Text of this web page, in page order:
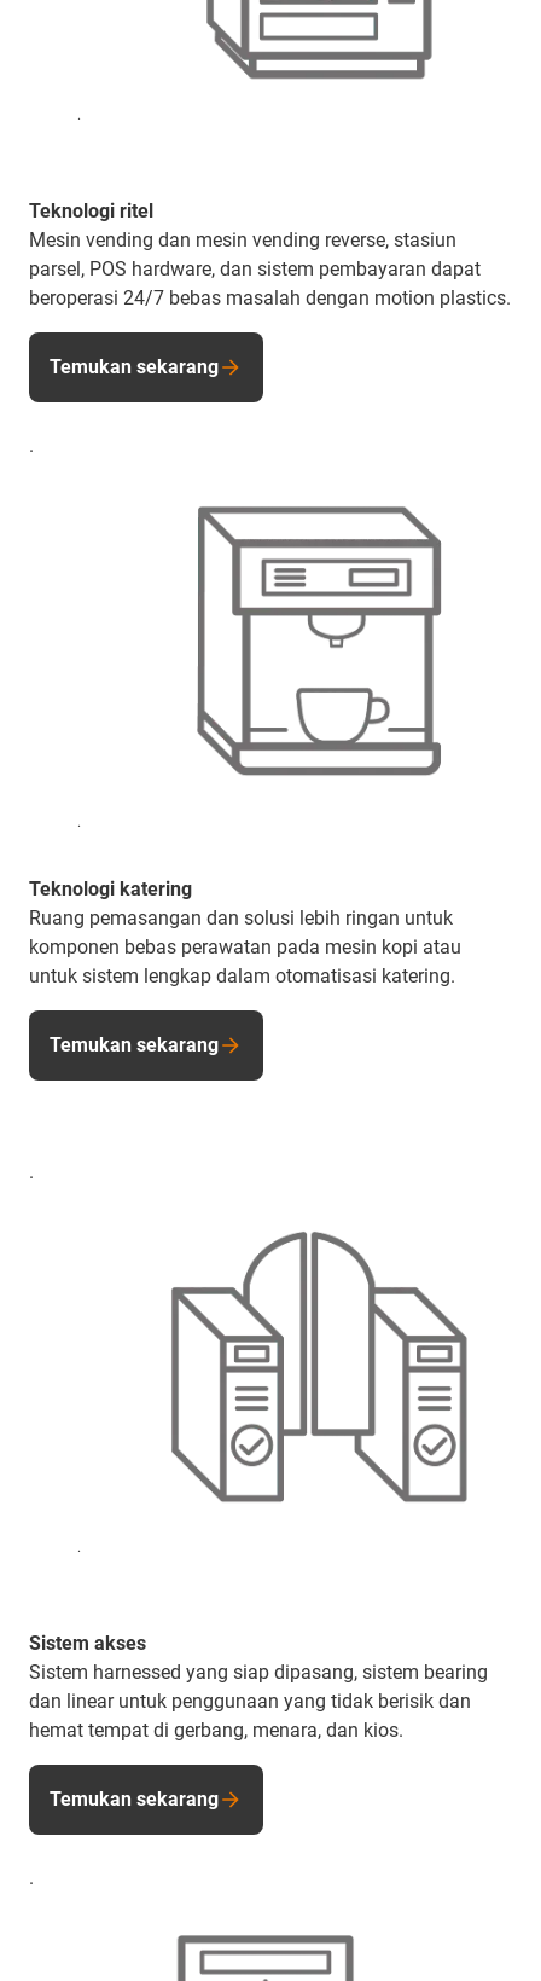
.
Teknologi ritel
Mesin vending dan mesin vending reverse, stasiun
parsel, POS hardware, dan sistem pembayaran dapat
beroperasi 24/7 bebas masalah dengan motion plastics.
Temukan sekarang
.
.
Teknologi katering
Ruang pemasangan dan solusi lebih ringan untuk
komponen bebas perawatan pada mesin kopi atau
untuk sistem lengkap dalam otomatisasi katering.
Temukan sekarang
.
.
Sistem akses
Sistem harnessed yang siap dipasang, sistem bearing
dan linear untuk penggunaan yang tidak berisik dan
hemat tempat di gerbang, menara, dan kios.
Temukan sekarang
.